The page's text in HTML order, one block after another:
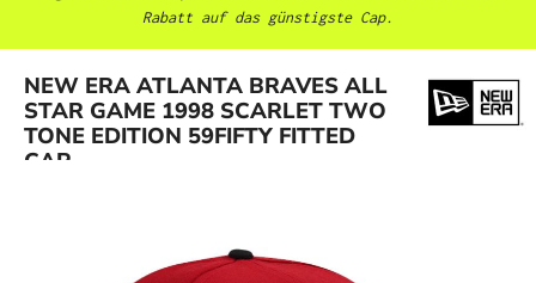
Rabatt auf das günstigste Cap.
NEW ERA ATLANTA BRAVES ALL
STAR GAME 1998 SCARLET TWO
TONE EDITION 59FIFTY FITTED
CAP
Bildergalerie überspringen